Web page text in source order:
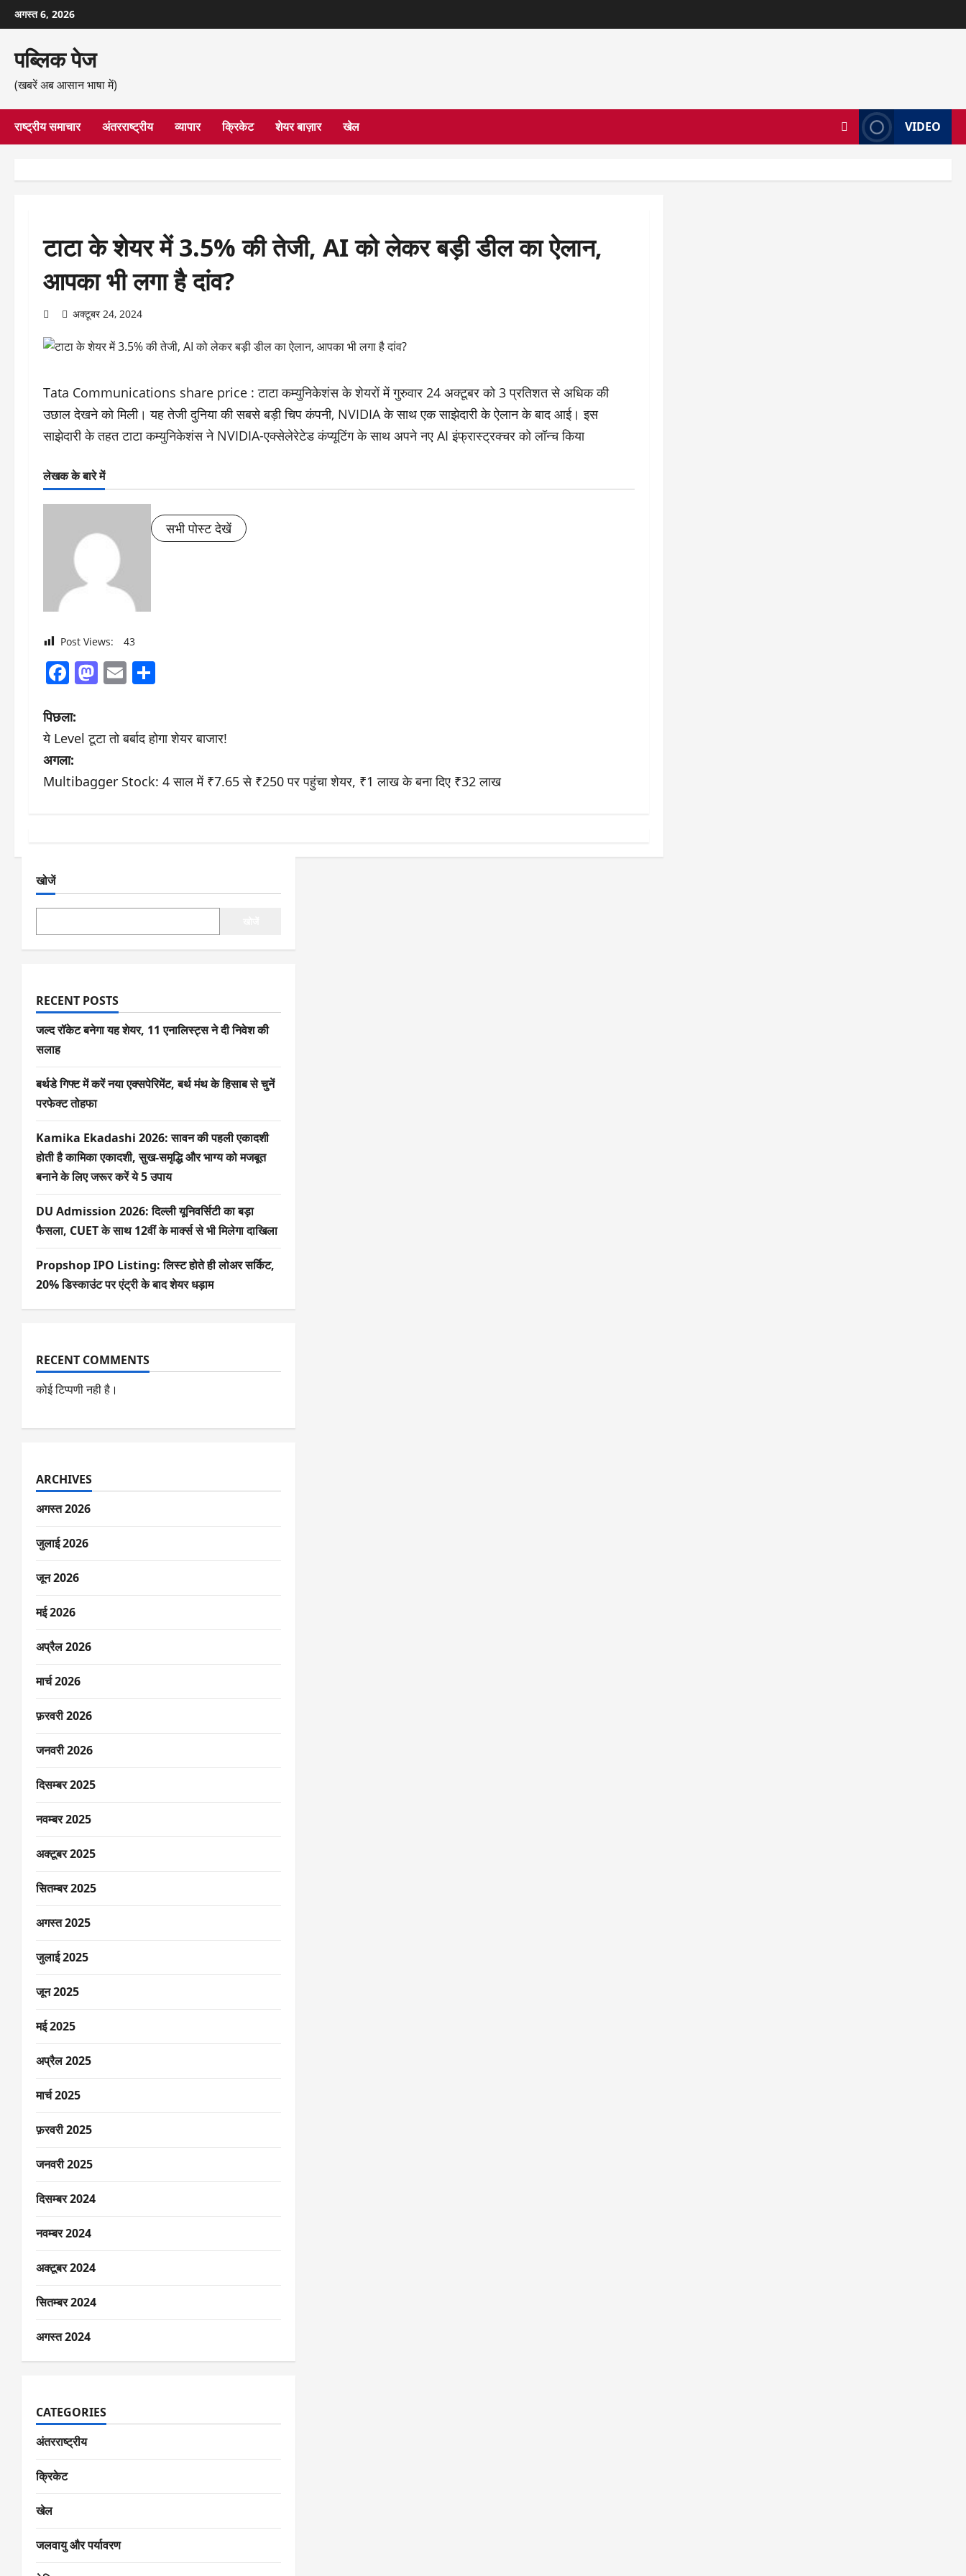
छोड़कर
सामग्री
अगस्त 6, 2026
पब्लिक पेज
(खबरें अब आसान भाषा में)
राष्ट्रीय समाचार अंतरराष्ट्रीय व्यापार क्रिकेट शेयर बाज़ार खेल VIDEO
टाटा के शेयर में 3.5% की तेजी, AI को लेकर बड़ी डील का ऐलान,
आपका भी लगा है दांव?
अक्टूबर 24, 2024
Tata Communications share price : टाटा कम्युनिकेशंस के शेयरों में गुरुवार 24 अक्टूबर को 3 प्रतिशत से अधिक की
उछाल देखने को मिली। यह तेजी दुनिया की सबसे बड़ी चिप कंपनी, NVIDIA के साथ एक साझेदारी के ऐलान के बाद आई। इस
साझेदारी के तहत टाटा कम्युनिकेशंस ने NVIDIA-एक्सेलेरेटेड कंप्यूटिंग के साथ अपने नए AI इंफ्रास्ट्रक्चर को लॉन्च किया
लेखक के बारे में
सभी पोस्ट देखें
Post Views: 43
Facebook
Mastodon
Email
पो
स्ट
ने
श
न
पिछला:
ये Level टूटा तो बर्बाद होगा शेयर बाजार!
अगला:
Multibagger Stock: 4 साल में ₹7.65 से ₹250 पर पहुंचा शेयर, ₹1 लाख के बना दिए ₹32 लाख
खोजें
RECENT POSTS
जल्द रॉकेट बनेगा यह शेयर, 11 एनालिस्ट्स ने दी निवेश की
सलाह
बर्थडे गिफ्ट में करें नया एक्सपेरिमेंट, बर्थ मंथ के हिसाब से चुनें
परफेक्ट तोहफा
Kamika Ekadashi 2026: सावन की पहली एकादशी
होती है कामिका एकादशी, सुख-समृद्धि और भाग्य को मजबूत
बनाने के लिए जरूर करें ये 5 उपाय
DU Admission 2026: दिल्ली यूनिवर्सिटी का बड़ा
फैसला, CUET के साथ 12वीं के मार्क्स से भी मिलेगा दाखिला
Propshop IPO Listing: लिस्ट होते ही लोअर सर्किट,
20% डिस्काउंट पर एंट्री के बाद शेयर धड़ाम
RECENT COMMENTS
कोई टिप्पणी नही है।
ARCHIVES
अगस्त 2026
जुलाई 2026
जून 2026
मई 2026
अप्रैल 2026
मार्च 2026
फ़रवरी 2026
जनवरी 2026
दिसम्बर 2025
नवम्बर 2025
अक्टूबर 2025
सितम्बर 2025
अगस्त 2025
जुलाई 2025
जून 2025
मई 2025
अप्रैल 2025
मार्च 2025
फ़रवरी 2025
जनवरी 2025
दिसम्बर 2024
नवम्बर 2024
अक्टूबर 2024
सितम्बर 2024
अगस्त 2024
CATEGORIES
अंतरराष्ट्रीय
क्रिकेट
खेल
जलवायु और पर्यावरण